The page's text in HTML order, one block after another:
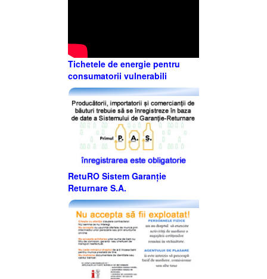
Tichetele de energie pentru
consumatorii vulnerabili
RetuRO Sistem Garanție
Returnare S.A.